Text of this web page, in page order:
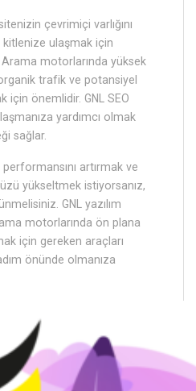
çevrimiçi varlığını
ulaşmak için
motorlarında yüksek
trafik ve potansiyel
için önemlidir. GNL SEO
yardımcı olmak
sağlar.
artırmak ve
yükseltmek istiyorsanız,
GNL yazılım
motorlarında ön plana
için gereken araçları
önünde olmanıza